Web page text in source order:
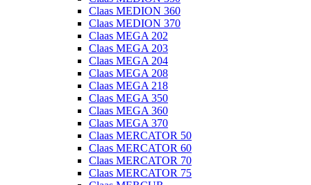
Claas MEDION 360
Claas MEDION 370
Claas MEGA 202
Claas MEGA 203
Claas MEGA 204
Claas MEGA 208
Claas MEGA 218
Claas MEGA 350
Claas MEGA 360
Claas MEGA 370
Claas MERCATOR 50
Claas MERCATOR 60
Claas MERCATOR 70
Claas MERCATOR 75